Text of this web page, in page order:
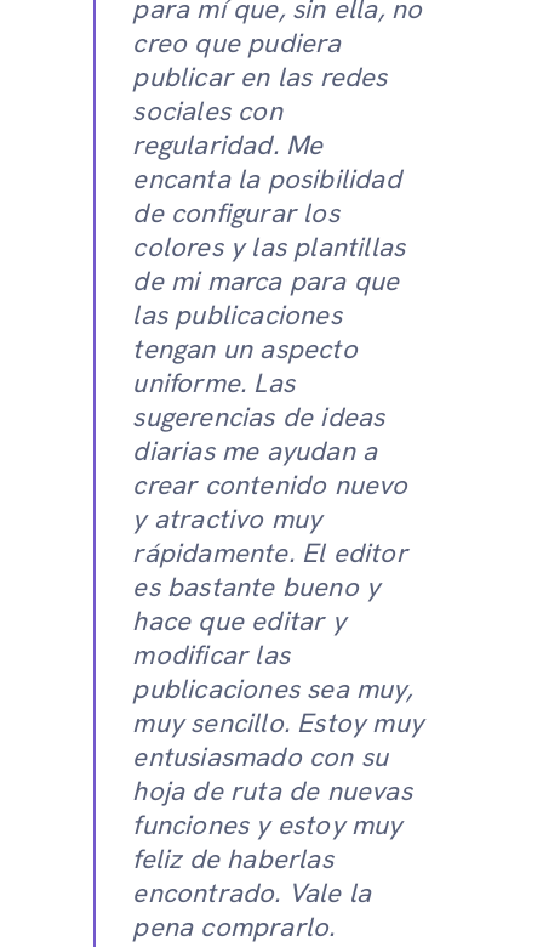
para mí que, sin ella, no
creo que pudiera
publicar en las redes
sociales con
regularidad. Me
encanta la posibilidad
de configurar los
colores y las plantillas
de mi marca para que
las publicaciones
tengan un aspecto
uniforme. Las
sugerencias de ideas
diarias me ayudan a
crear contenido nuevo
y atractivo muy
rápidamente. El editor
es bastante bueno y
hace que editar y
modificar las
publicaciones sea muy,
muy sencillo. Estoy muy
entusiasmado con su
hoja de ruta de nuevas
funciones y estoy muy
feliz de haberlas
encontrado. Vale la
pena comprarlo.